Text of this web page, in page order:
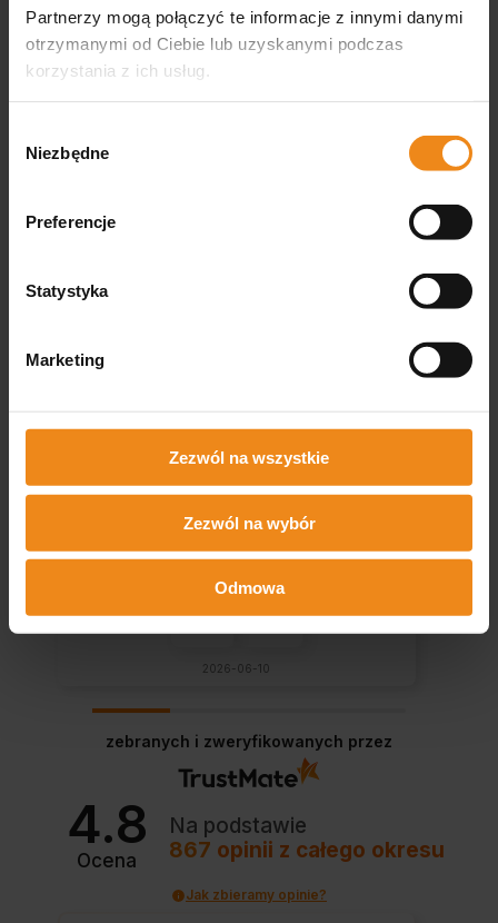
Partnerzy mogą połączyć te informacje z innymi danymi
otrzymanymi od Ciebie lub uzyskanymi podczas
korzystania z ich usług.
zgody
Niezbędne
Preferencje
Statystyka
Marketing
Zezwól na wszystkie
Zezwól na wybór
Odmowa
4.8
Ocena
867opinii
Bardzo miły i pomocny sprzedawca, będę
kupować produkty właśnie tylko u niego ;)),
2026-06-10
zebranych i zweryfikowanych przez
4.8
Ocena
Na podstawie
867 opinii z całego okresu
Jak zbieramy opinie?